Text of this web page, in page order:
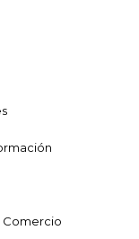
Comercio